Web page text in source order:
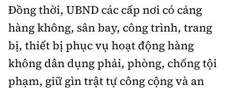
Đồng thời, UBND các cấp nơi có cảng
hàng không, sân bay, công trình, trang
bị, thiết bị phục vụ hoạt động hàng
không dân dụng phải, phòng, chống tội
phạm, giữ gìn trật tự công cộng và an